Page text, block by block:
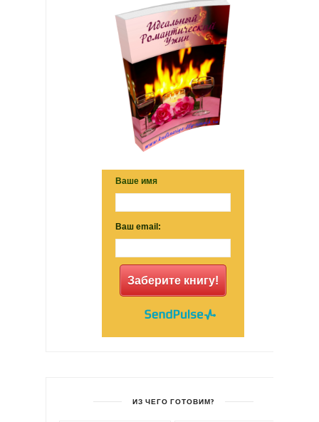
Ваше имя
Ваш email:
Заберите книгу!
ИЗ ЧЕГО ГОТОВИМ?